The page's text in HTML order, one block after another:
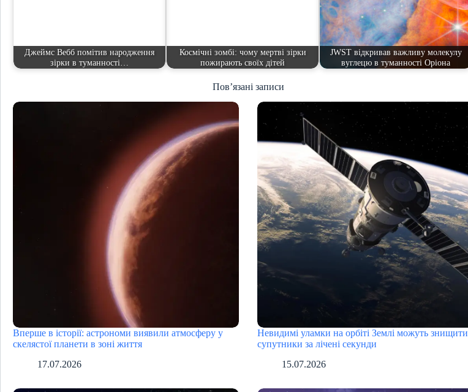
Джеймс Вебб помітив народження
зірки в туманності…
Космічні зомбі: чому мертві зірки
пожирають своїх дітей
JWST відкривав важливу молекулу
вуглецю в туманності Оріона
Пов’язані записи
Вперше в історії: астрономи виявили атмосферу у
скелястої планети в зоні життя
17.07.2026
Невидимі уламки на орбіті Землі можуть знищити
супутники за лічені секунди
15.07.2026